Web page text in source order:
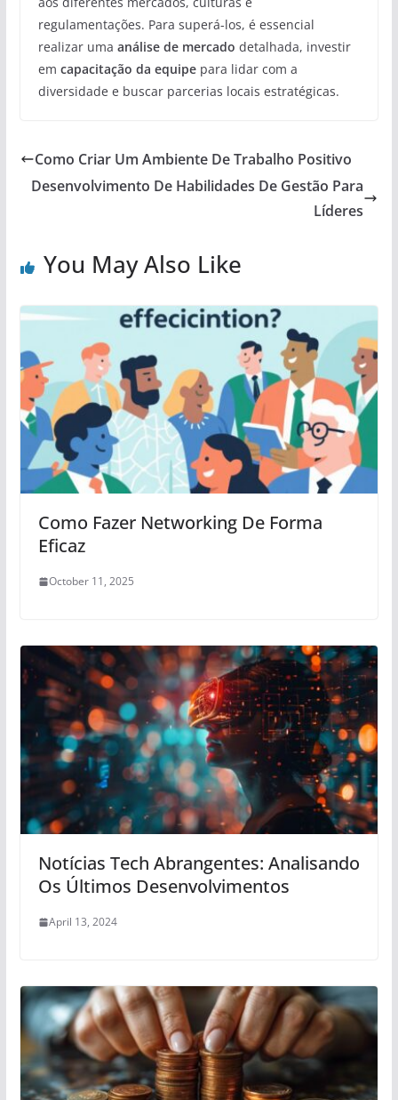
regulamentações. Para superá-los, é essencial
realizar uma análise de mercado detalhada, investir
em capacitação da equipepara lidar com a
diversidade e buscar parcerias locais estratégicas.
Como Criar Um Ambiente De Trabalho Positivo
Desenvolvimento De Habilidades De Gestão Para
Líderes
You May Also Like
Como Fazer Networking De Forma
Eficaz
October 11, 2025
Notícias Tech Abrangentes: Analisando
Os Últimos Desenvolvimentos
April 13, 2024